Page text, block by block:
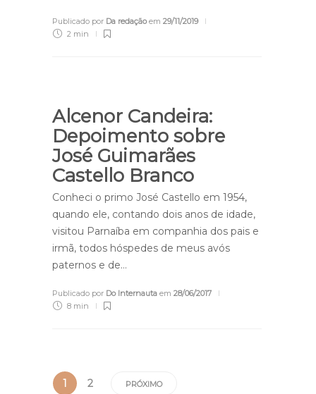
Publicado por Da redaçãoem 29/11/2019
2 min
Alcenor Candeira:
Depoimento sobre
José Guimarães
Castello Branco
Conheci o primo José Castello em 1954,
quando ele, contando dois anos de idade,
visitou Parnaíba em companhia dos pais e
irmã, todos hóspedes de meus avós
paternos e de…
Publicado por Do Internauta em 28/06/2017
8 min
1 2 PRÓXIMO